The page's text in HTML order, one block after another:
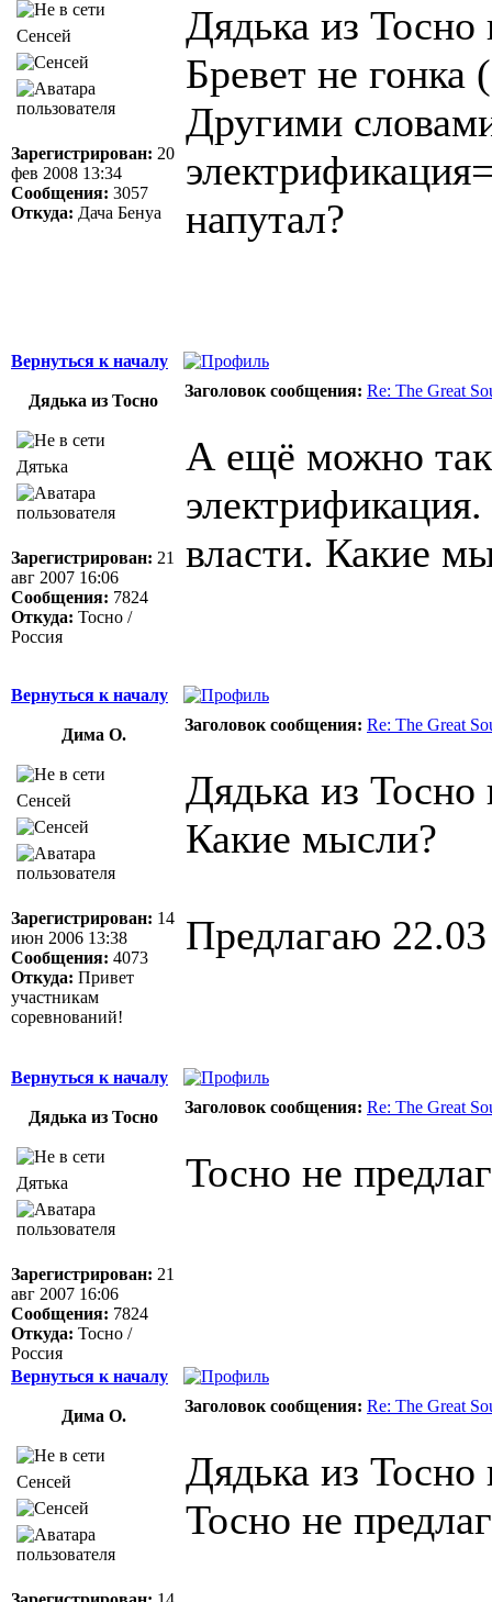
Сенсей
Зарегистрирован: 20
фев 2008 13:34
Сообщения: 3057
Откуда: Дача Бенуа
Дядька из Тосно
Бревет не гонка
Другими
напутал?
Вернуться к началу
Дядька из Тосно
Заголовок сообщения: Re: The Great
Дятька
Зарегистрирован: 21
авг 2007 16:06
Сообщения: 7824
Откуда: Тосно /
Россия
А ещё можно так
власти. Какие
Вернуться к началу
Дима О.
Заголовок сообщения: Re: The Great
Сенсей
Зарегистрирован: 14
июн 2006 13:38
Сообщения: 4073
Откуда: Привет
участникам
соревнований!
Дядька из Тосно
Какие мысли?
Предлагаю
Вернуться к началу
Дядька из Тосно
Заголовок сообщения: Re: The Great
Дятька
Зарегистрирован: 21
авг 2007 16:06
Сообщения: 7824
Откуда: Тосно /
Россия
Тосно не
Вернуться к началу
Дима О.
Заголовок сообщения: Re: The Great
Сенсей
Дядька из Тосно
Тосно не